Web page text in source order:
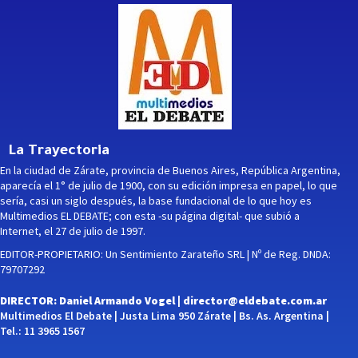
La Trayectoria
En la ciudad de Zárate, provincia de Buenos Aires, República Argentina,
aparecía el 1° de julio de 1900, con su edición impresa en papel, lo que
sería, casi un siglo después, la base fundacional de lo que hoy es
Multimedios EL DEBATE; con esta -su página digital- que subió a
Internet, el 27 de julio de 1997.
EDITOR-PROPIETARIO: Un Sentimiento Zarateño SRL | Nº de Reg. DNDA:
79707292
DIRECTOR: Daniel Armando Vogel | director@eldebate.com.ar
Multimedios El Debate | Justa Lima 950 Zárate | Bs. As. Argentina |
Tel.: 11 3965 1567